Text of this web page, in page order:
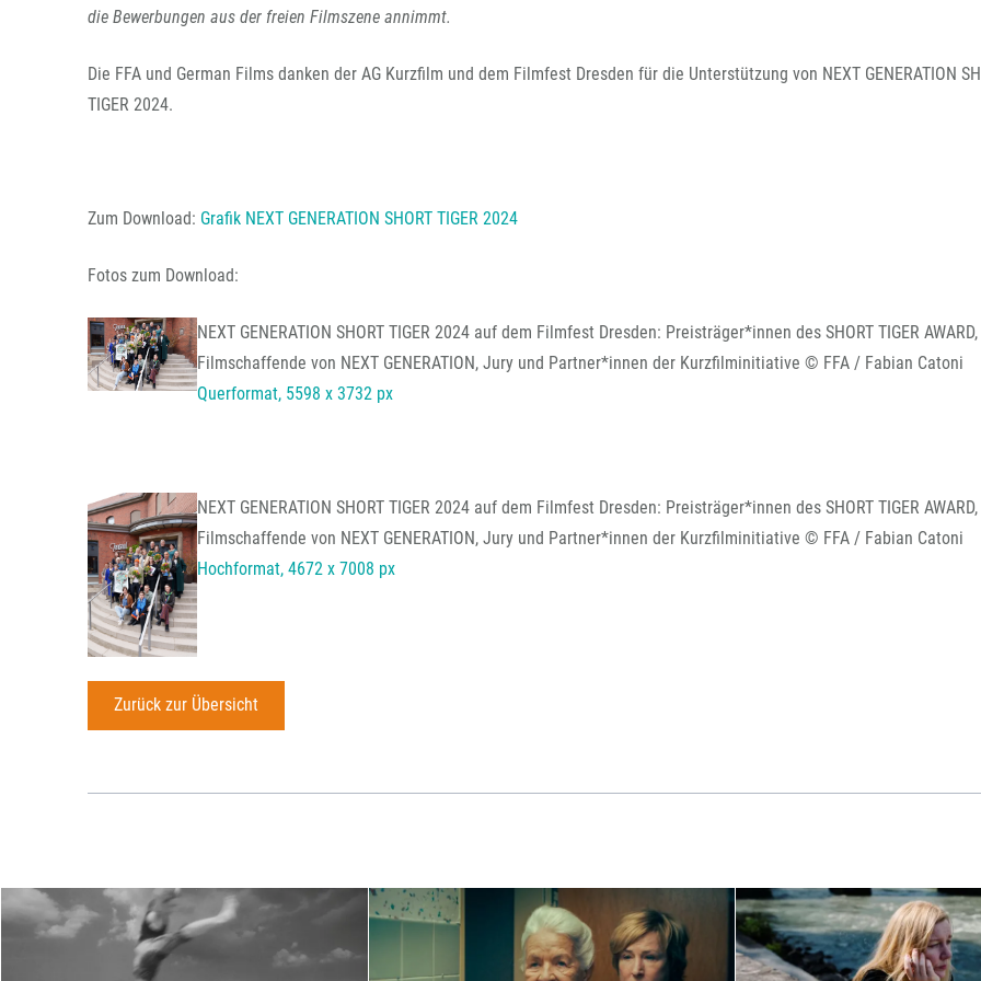
die Bewerbungen aus der freien Filmszene annimmt.
Die FFA und German Films danken der AG Kurzfilm und dem Filmfest Dresden für die Unterstützung von NEXT GENERATION
TIGER 2024.
Zum Download: Grafik NEXT GENERATION SHORT TIGER 2024
Fotos zum Download:
NEXT GENERATION SHORT TIGER 2024 auf dem Filmfest Dresden: Preisträger*innen des SHORT TIGER AWARD,
Filmschaffende von NEXT GENERATION, Jury und Partner*innen der Kurzfilminitiative © FFA / Fabian Catoni
Querformat, 5598 x 3732 px
NEXT GENERATION SHORT TIGER 2024 auf dem Filmfest Dresden: Preisträger*innen des SHORT TIGER AWARD,
Filmschaffende von NEXT GENERATION, Jury und Partner*innen der Kurzfilminitiative © FFA / Fabian Catoni
Hochformat, 4672 x 7008 px
Zurück zur Übersicht